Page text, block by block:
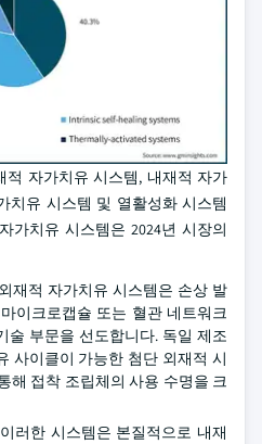
적 자가치유 시스템, 내재적 자가
치유 시스템 및 열활성화 시스템
가치유 시스템은 2024년 시장의
재적 자가치유 시스템은 손상 발
이크로캡슐 또는 혈관 네트워크
술 부문을 선도합니다. 독일 제조
사이클이 가능한 첨단 외재적 시
해 접착 조립체의 사용 수명을 크
러한 시스템은 본질적으로 내재